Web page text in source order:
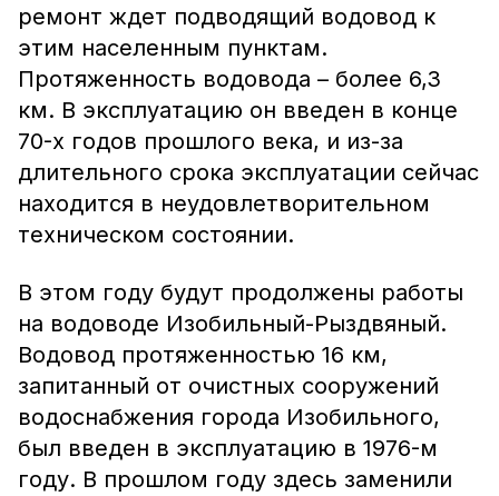
ремонт ждет подводящий водовод к
этим населенным пунктам.
Протяженность водовода – более 6,3
км. В эксплуатацию он введен в конце
70-х годов прошлого века, и из-за
длительного срока эксплуатации сейчас
находится в неудовлетворительном
техническом состоянии.
В этом году будут продолжены работы
на водоводе Изобильный-Рыздвяный.
Водовод протяженностью 16 км,
запитанный от очистных сооружений
водоснабжения города Изобильного,
был введен в эксплуатацию в 1976-м
году. В прошлом году здесь заменили